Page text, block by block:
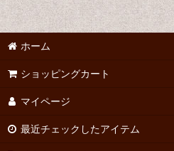
ホーム
ショッピングカート
マイページ
最近チェックしたアイテム